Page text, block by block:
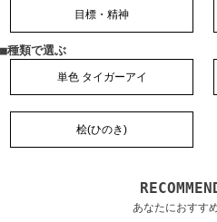
目標・精神
■種類で選ぶ
単色 タイガーアイ
桧(ひのき)
あなたにおすす